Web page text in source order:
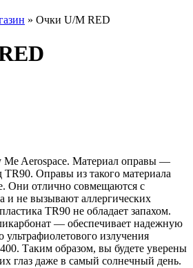
» Очки U/M RED
Me Aerospace. Материал оправы —
Оправы из такого материала
Они отлично совмещаются с
и не вызывают аллергических
TR90 не обладает запахом.
— обеспечивает надежную
ультрафиолетового излучения
Таким образом, вы будете уверены
глаз даже в самый солнечный день.